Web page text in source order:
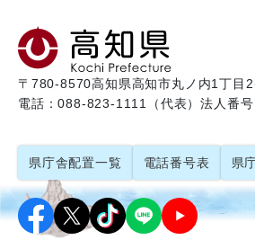
〒780-8570高知県高知市丸ノ内1丁目
電話：088-823-1111（代表）法人番
県庁舎配置一覧 電話番号表 県